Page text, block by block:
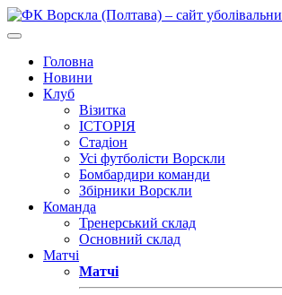
Головна
Новини
Клуб
Візитка
ІСТОРІЯ
Стадіон
Усі футболісти Ворскли
Бомбардири команди
Збірники Ворскли
Команда
Тренерський склад
Основний склад
Матчі
Матчі